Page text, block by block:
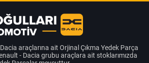
araçlarına ait Orjinal Çıkma Yedek Parça
- Dacia grubu araçlara ait stoklarımızda